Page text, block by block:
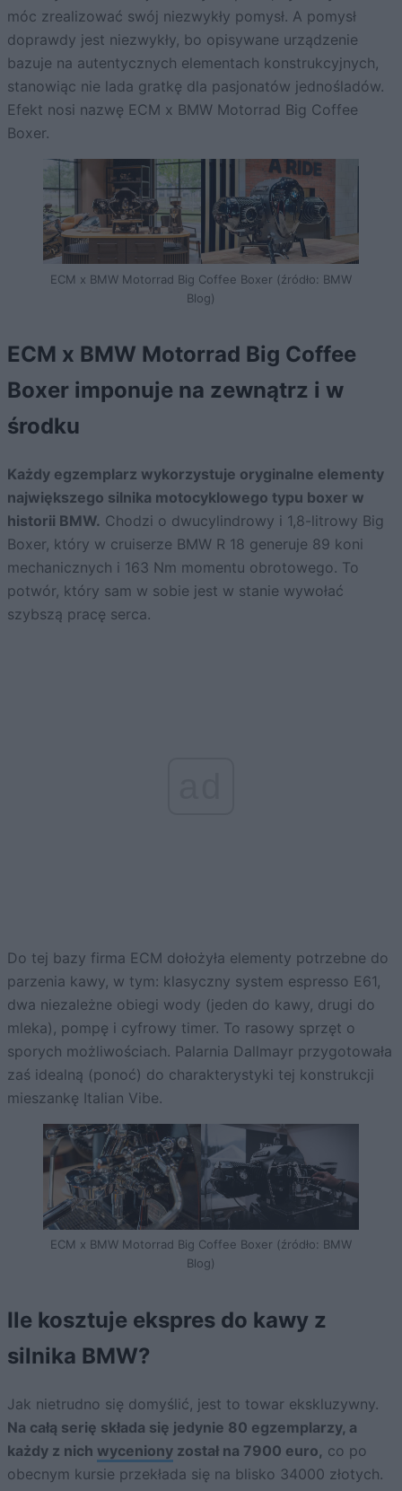
móc zrealizować swój niezwykły pomysł. A pomysł
doprawdy jest niezwykły, bo opisywane urządzenie
bazuje na autentycznych elementach konstrukcyjnych,
stanowiąc nie lada gratkę dla pasjonatów jednośladów.
Efekt nosi nazwę ECM x BMW Motorrad Big Coffee
Boxer.
ECM x BMW Motorrad Big Coffee Boxer (źródło: BMW
Blog)
ECM x BMW Motorrad Big Coffee
Boxer imponuje na zewnątrz i w
środku
Każdy egzemplarz wykorzystuje oryginalne elementy
największego silnika motocyklowego typu boxer w
historii BMW. Chodzi o dwucylindrowy i 1,8-litrowy Big
Boxer, który w cruiserze BMW R 18 generuje 89 koni
mechanicznych i 163 Nm momentu obrotowego. To
potwór, który sam w sobie jest w stanie wywołać
szybszą pracę serca.
Do tej bazy firma ECM dołożyła elementy potrzebne do
parzenia kawy, w tym: klasyczny system espresso E61,
dwa niezależne obiegi wody (jeden do kawy, drugi do
mleka), pompę i cyfrowy timer. To rasowy sprzęt o
sporych możliwościach. Palarnia Dallmayr przygotowała
zaś idealną (ponoć) do charakterystyki tej konstrukcji
mieszankę Italian Vibe.
ECM x BMW Motorrad Big Coffee Boxer (źródło: BMW
Blog)
Ile kosztuje ekspres do kawy z
silnika BMW?
Jak nietrudno się domyślić, jest to towar ekskluzywny.
Na całą serię składa się jedynie 80 egzemplarzy, a
każdy z nich wyceniony został na 7900 euro, co po
obecnym kursie przekłada się na blisko 34000 złotych.